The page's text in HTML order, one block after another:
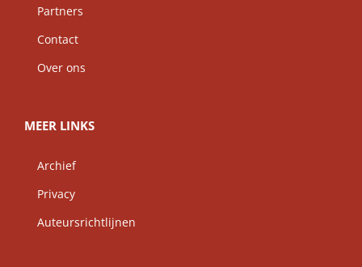
Partners
Contact
Over ons
MEER LINKS
Archief
Privacy
Auteursrichtlijnen